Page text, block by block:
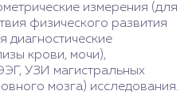
измерения (для
физического развития
диагностические
крови, мочи),
УЗИ магистральных
мозга) исследования.